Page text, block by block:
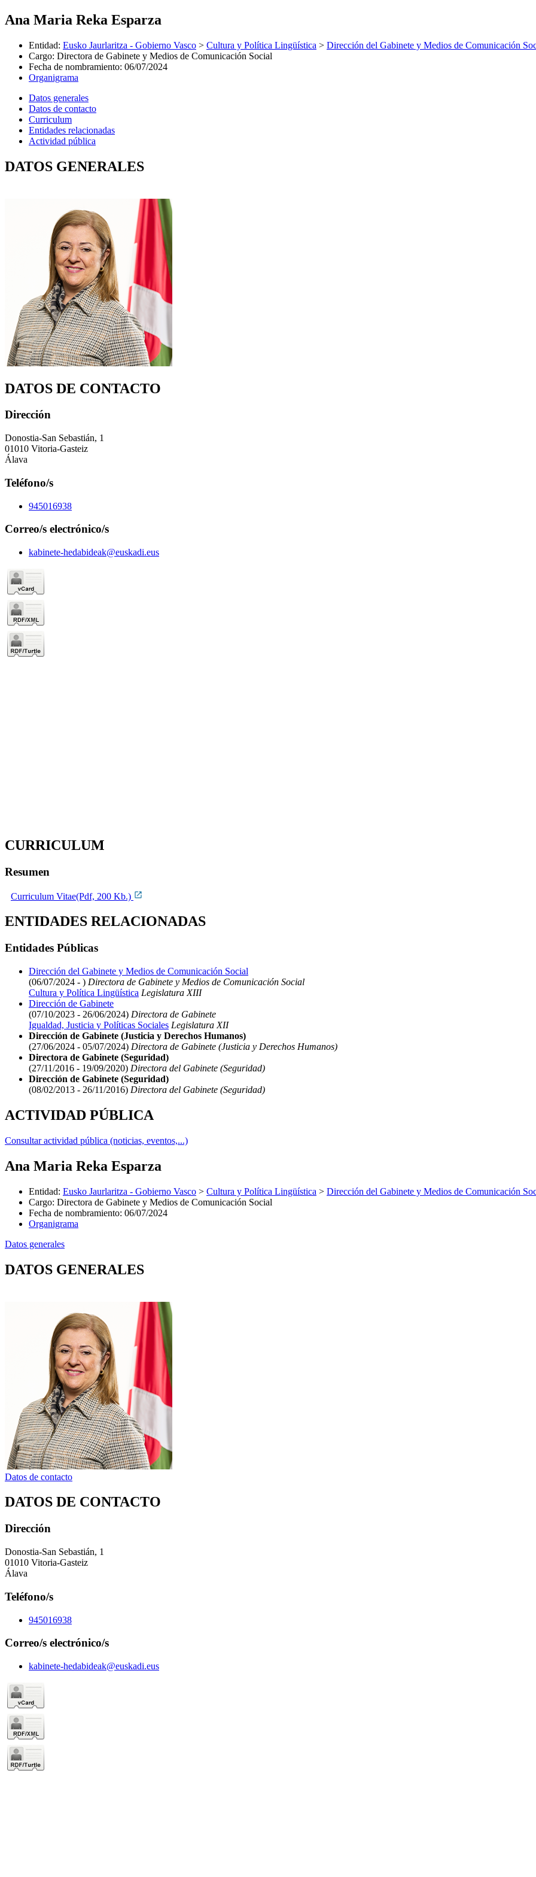
Ana Maria Reka Esparza
Entidad: Eusko Jaurlaritza - Gobierno Vasco > Cultura y Política Lingüística > Dirección del Gabinete y Medios de Comunicación
Cargo: Directora de Gabinete y Medios de Comunicación Social
Fecha de nombramiento: 06/07/2024
Organigrama
Datos generales
Datos de contacto
Curriculum
Entidades relacionadas
Actividad pública
DATOS GENERALES
DATOS DE CONTACTO
Dirección
Donostia-San Sebastián, 1
01010 Vitoria-Gasteiz
Álava
Teléfono/s
945016938
Correo/s electrónico/s
kabinete-hedabideak@euskadi.eus
CURRICULUM
Resumen
Curriculum Vitae(Pdf, 200 Kb.)
ENTIDADES RELACIONADAS
Entidades Públicas
Dirección del Gabinete y Medios de Comunicación Social
(06/07/2024 - ) Directora de Gabinete y Medios de Comunicación Social
Cultura y Política Lingüística Legislatura XIII
Dirección de Gabinete
(07/10/2023 - 26/06/2024) Directora de Gabinete
Igualdad, Justicia y Políticas Sociales Legislatura XII
Dirección de Gabinete (Justicia y Derechos Humanos)
(27/06/2024 - 05/07/2024) Directora de Gabinete (Justicia y Derechos Humanos)
Directora de Gabinete (Seguridad)
(27/11/2016 - 19/09/2020) Directora del Gabinete (Seguridad)
Dirección de Gabinete (Seguridad)
(08/02/2013 - 26/11/2016) Directora del Gabinete (Seguridad)
ACTIVIDAD PÚBLICA
Consultar actividad pública (noticias, eventos,...)
Ana Maria Reka Esparza
Entidad: Eusko Jaurlaritza - Gobierno Vasco > Cultura y Política Lingüística > Dirección del Gabinete y Medios de Comunicación
Cargo: Directora de Gabinete y Medios de Comunicación Social
Fecha de nombramiento: 06/07/2024
Organigrama
Datos generales
DATOS GENERALES
Datos de contacto
DATOS DE CONTACTO
Dirección
Donostia-San Sebastián, 1
01010 Vitoria-Gasteiz
Álava
Teléfono/s
945016938
Correo/s electrónico/s
kabinete-hedabideak@euskadi.eus